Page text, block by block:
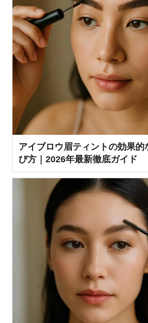
アイブロウ眉ティントの効果的
び方｜2026年最新徹底ガイド